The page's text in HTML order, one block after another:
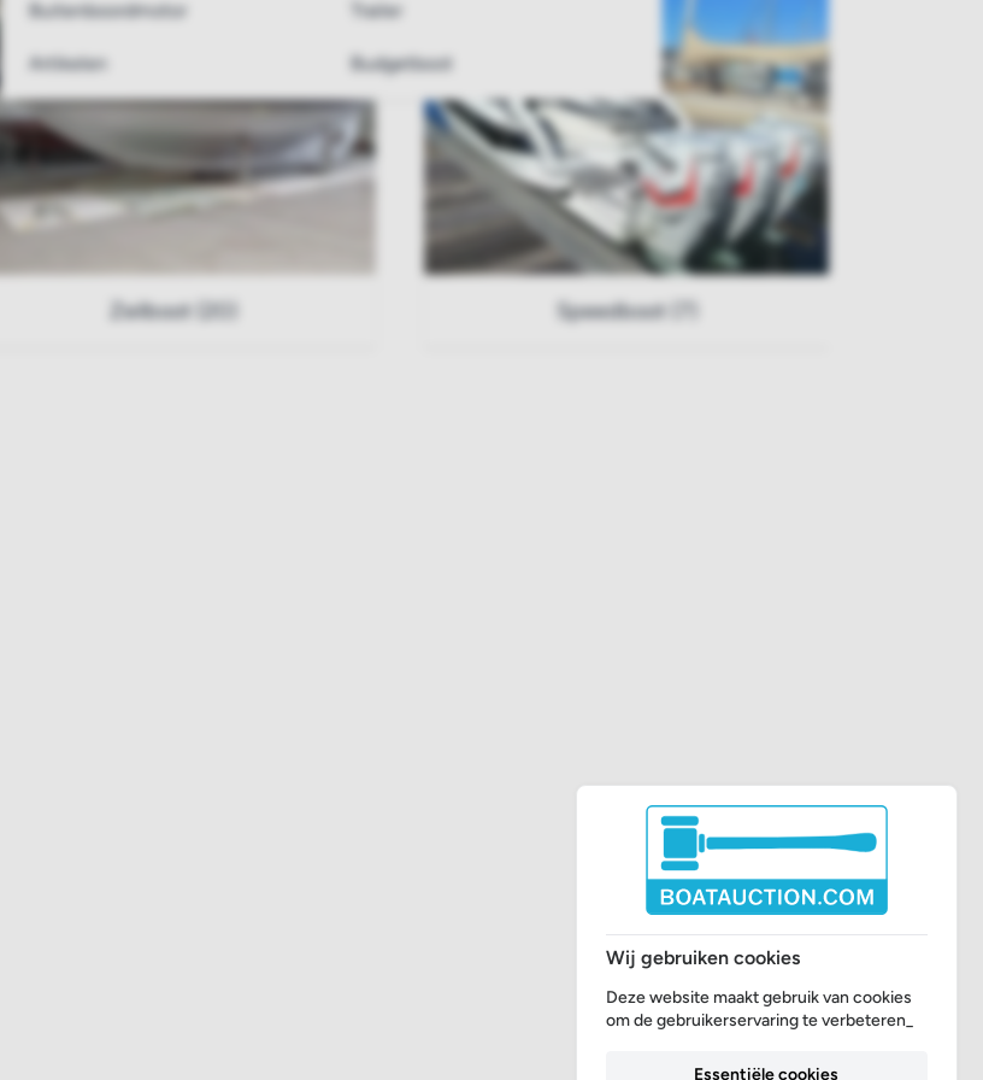
Buitenboordmotor Trailer
Artikelen Budgetboot
Zeilboot (20) Speedboot (7)
Wij gebruiken cookies
Deze website maakt gebruik van cookies
om de gebruikerservaring te verbeteren_
Essentiële cookies